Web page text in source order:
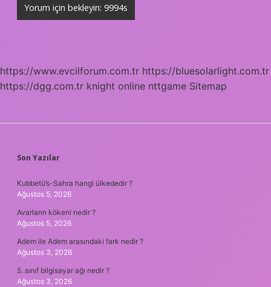
https://www.evcilforum.com.tr https://bluesolarlight.com.tr
https://dgg.com.tr knight online nttgame Sitemap
SIDEBAR
Son Yazılar
Kubbetü’s-Sahra hangi ülkededir ?
Ağustos 5, 2026
Avarların kökeni nedir ?
Ağustos 5, 2026
Adem ile Adem arasındaki fark nedir ?
Ağustos 3, 2026
5. sınıf bilgisayar ağı nedir ?
Ağustos 3, 2026